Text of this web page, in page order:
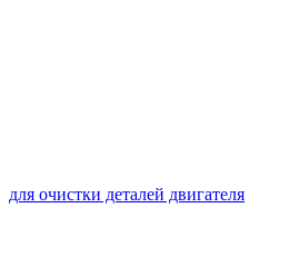
для очистки деталей двигателя